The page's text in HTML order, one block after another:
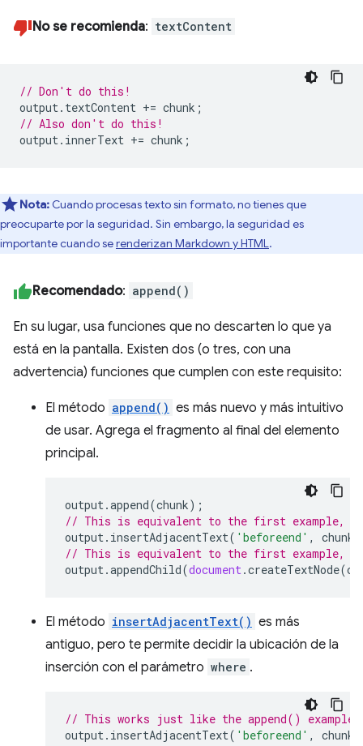
No se recomienda: textContent
// Don't do this!
output. textContent += chunk ;
// Also don't do this!
output. innerText += chunk ;
Nota: Cuando procesas texto sin formato, no tienes que
preocuparte por la seguridad. Sin embargo, la seguridad es
importante cuando serenderizan Markdown y HTML.
Recomendado: append()
En su lugar, usa funciones que no descarten lo que ya
está en la pantalla. Existen dos (o tres, con una
advertencia) funciones que cumplen con este requisito:
El método append() es más nuevo y más intuitivo
de usar. Agrega el fragmento al final del elemento
principal.
output.append(chunk);
// This is equivalent to the first example,
output. insertAdjacentText( 'beforeend' , chunk
// This is equivalent to the first example,
output.appendChild(document.createTextNode(
El método insertAdjacentText() es más
antiguo, pero te permite decidir la ubicación de la
inserción con el parámetro where .
// This works just like the append()
output. insertAdjacentText( 'beforeend' , chunk